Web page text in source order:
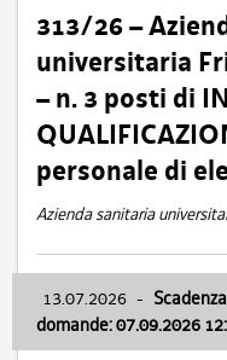
313/26 –
universitaria
– n. 3 posti di
personale di
Azienda sanitaria
13.07.2026 -
domande: 07.09.2026